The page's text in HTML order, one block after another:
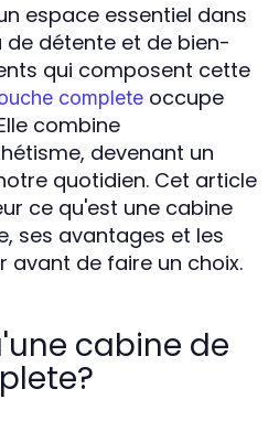
espace essentiel dans
de détente et de bien-
qui composent cette
complete occupe
combine
devenant un
quotidien. Cet article
ce qu'est une cabine
ses avantages et les
avant de faire un choix.
cabine de